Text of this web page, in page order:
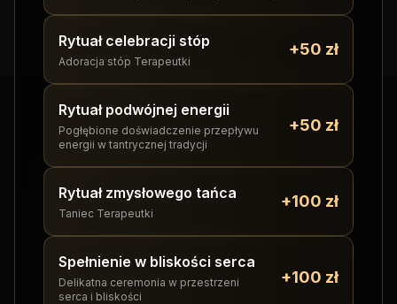
Rytuał celebracji stóp
Adoracja stóp Terapeutki
+50 zł
Rytuał podwójnej energii
Pogłębione doświadczenie przepływu
energii w tantrycznej tradycji
+50 zł
Rytuał zmysłowego tańca
Taniec Terapeutki
+100 zł
Spełnienie w bliskości serca
Delikatna ceremonia w przestrzeni
serca i bliskości
+100 zł